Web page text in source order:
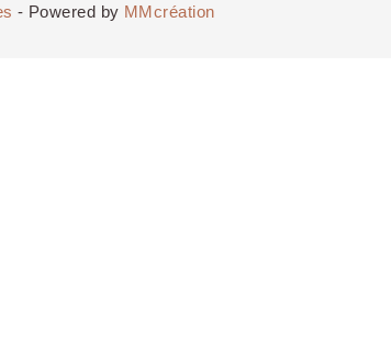
- Powered by MMcréation